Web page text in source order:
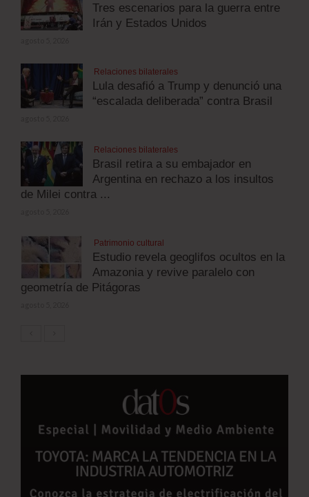
Tres escenarios para la guerra entre
Irán y Estados Unidos
Relaciones bilaterales
Lula desafió a Trump y denunció una
“escalada deliberada” contra Brasil
Relaciones bilaterales
Brasil retira a su embajador en
Argentina en rechazo a los insultos
de Milei contra ...
Patrimonio cultural
Estudio revela geoglifos ocultos en la
Amazonia y revive paralelo con
geometría de Pitágoras